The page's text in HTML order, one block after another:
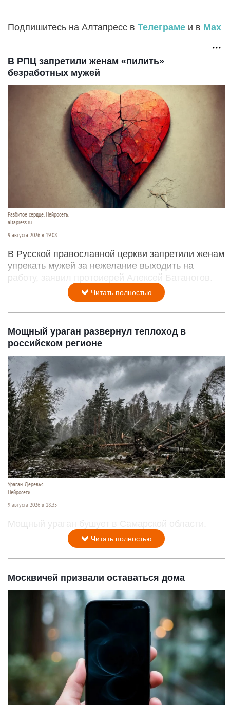
Подпишитесь на Алтапресс в Телеграме и в Max
В РПЦ запретили женам «пилить»
безработных мужей
Разбитое сердце. Нейросеть.
altapress.ru.
9 августа 2026 в 19:08
В Русской православной церкви запретили женам
упрекать мужей за нежелание выходить на
работу, заявил протоиерей Алексей Батаногов.
Читать полностью
Мощный ураган развернул теплоход в
российском регионе
Ураган. Деревья
Нейросети
9 августа 2026 в 18:35
Мощный ураган бушует в Самарской области.
Читать полностью
Москвичей призвали оставаться дома